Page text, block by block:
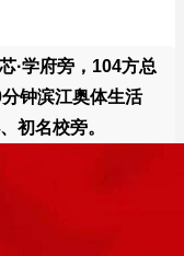
·学府旁，104方总
钟滨江奥体生活
初名校旁。